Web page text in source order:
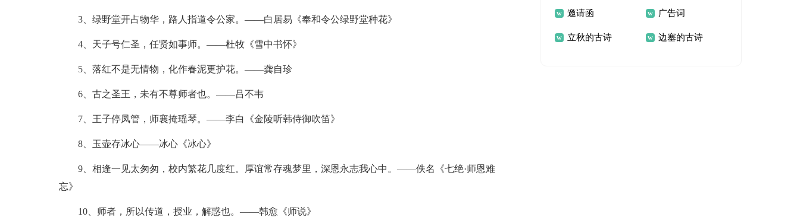
3、绿野堂开占物华，路人指道令公家。——白居易《奉和令公绿野堂种花》
4、天子号仁圣，任贤如事师。——杜牧《雪中书怀》
5、落红不是无情物，化作春泥更护花。——龚自珍
6、古之圣王，未有不尊师者也。——吕不韦
7、王子停凤管，师襄掩瑶琴。——李白《金陵听韩侍御吹笛》
8、玉壶存冰心——冰心《冰心》
9、相逢一见太匆匆，校内繁花几度红。厚谊常存魂梦里，深恩永志我心中。——佚名《七绝·师恩难
忘》
10、师者，所以传道，授业，解惑也。——韩愈《师说》
邀请函 广告词
立秋的古诗 边塞的古诗